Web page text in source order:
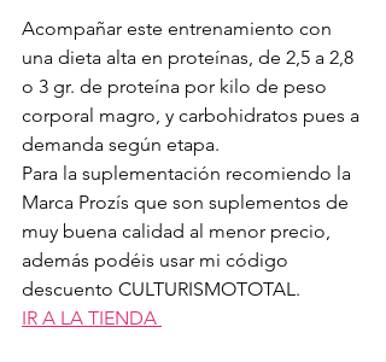
Acompañar este entrenamiento con
una dieta alta en proteínas, de 2,5 a 2,8
o 3 gr. de proteína por kilo de peso
corporal magro, y carbohidratos pues a
demanda según etapa.
Para la suplementación recomiendo la
Marca Prozís que son suplementos de
muy buena calidad al menor precio,
además podéis usar mi código
descuento CULTURISMOTOTAL.
IR A LA TIENDA